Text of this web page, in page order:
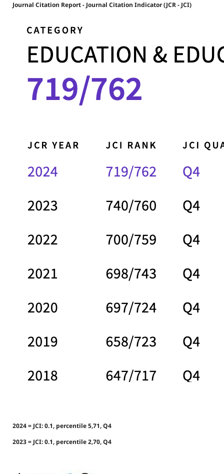
Journal Citation Report - Journal Citation Indicator (JCR - JCI)
2024 = JCI: 0.1, percentile 5,71, Q4
2023 = JCI: 0.1, percentile 2,70, Q4